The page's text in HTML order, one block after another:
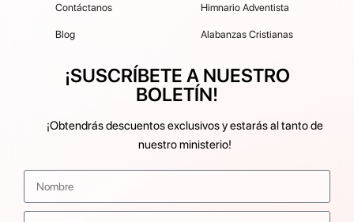
Contáctanos
Blog
Himnario Adventista
Alabanzas Cristianas
¡SUSCRÍBETE A NUESTRO
BOLETÍN!
¡Obtendrás descuentos exclusivos y estarás al tanto de
nuestro ministerio!